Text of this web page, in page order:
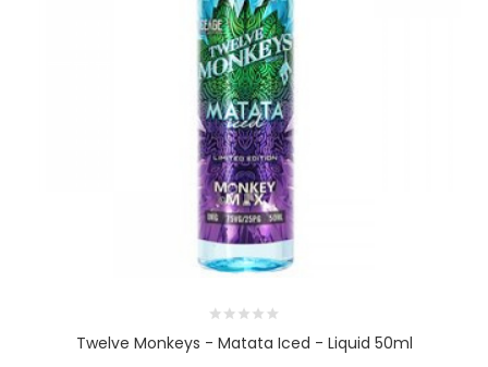
Twelve Monkeys - Matata Iced - Liquid 50ml